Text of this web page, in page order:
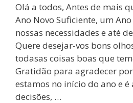
Olá a todos, Antes de mais
Ano Novo Suficiente, um
nossas necessidades e até
Quere desejar-vos bons
todasas coisas boas que
Gratidão para agradecer
estamos no início do ano e
decisões, …